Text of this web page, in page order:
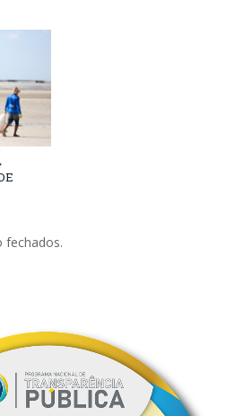
fechados.